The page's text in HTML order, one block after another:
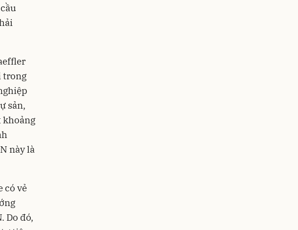
trong
sản,
khoảng
này là
có vẻ
Do đó,